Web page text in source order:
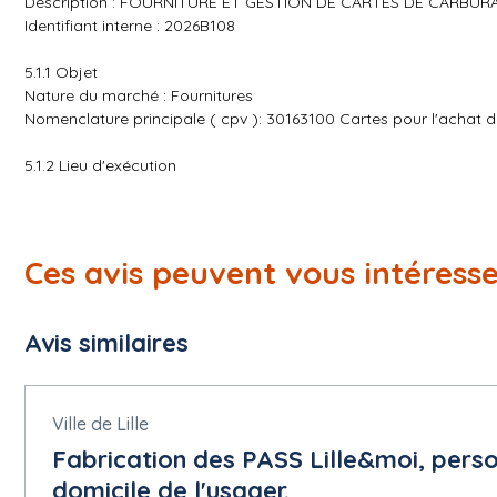
Identifiant interne : 2026B108
5.1.1 Objet
Nature du marché : Fournitures
Nomenclature principale ( cpv ): 30163100 Cartes pour l'achat
5.1.2 Lieu d'exécution
Subdivision pays (NUTS) : Nord ( FRE11 )
Pays : France
5.1.3 Durée estimée
Valeur maximale de l'accord-cadre : 10,000,000 Euro
Ces avis peuvent vous
Avis similaires
Ville de Lille
Fabrication des PASS Lille&moi,
domicile de l'usager.